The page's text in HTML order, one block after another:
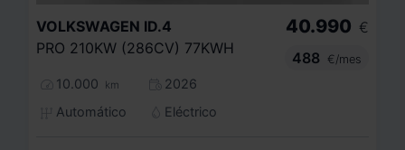
VOLKSWAGEN ID.4
PRO 210KW (286CV) 77KWH
10.000 km
2026
Automático
Eléctrico
40.990 €
488
€/mes